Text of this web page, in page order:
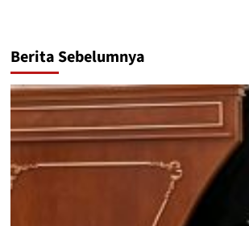
Berita Sebelumnya